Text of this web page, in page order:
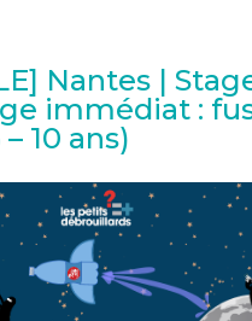
Nantes |
immédiat :
10 ans)